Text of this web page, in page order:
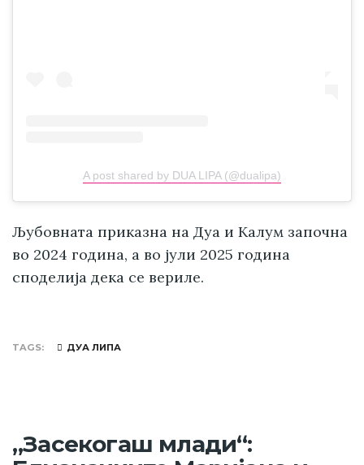
A post shared by DUA LIPA (@dualipa)
Љубовната приказна на Дуа и Калум започна
во 2024 година, а во јули 2025 година
споделија дека се вериле.
TAGS ДУА ЛИПА
„Засекогаш млади“: